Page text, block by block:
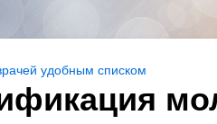
удобным списком